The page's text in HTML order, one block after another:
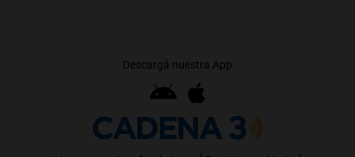
Descargá nuestra App